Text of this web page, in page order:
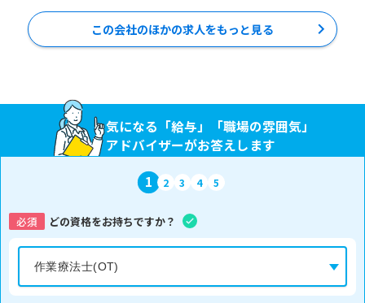
この会社のほかの求人をもっと見る
気になる「給与」「職場の雰囲気」
アドバイザーがお答えします
1 2 3 4 5
必須 どの資格をお持ちですか？